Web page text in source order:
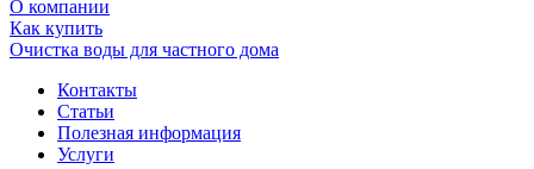
О компании
Как купить
Очистка воды для частного дома
Контакты
Статьи
Полезная информация
Услуги